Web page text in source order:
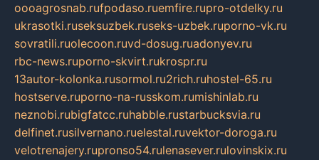
oooagrosnab.rufpodaso.ruemfire.rupro-otdelky.ru
ukrasotki.ruseksuzbek.ruseks-uzbek.ruporno-vk.ru
sovratili.ruolecoon.ruvd-dosug.ruadonyev.ru
rbc-news.ruporno-skvirt.rukrospr.ru
13autor-kolonka.rusormol.ru2rich.ruhostel-65.ru
hostserve.ruporno-na-russkom.rumishinlab.ru
neznobi.rubigfatcc.ruhabble.rustarbucksvia.ru
delfinet.rusilvernano.ruelestal.ruvektor-doroga.ru
velotrenajery.rupronso54.rulenasever.rulovinskix.ru